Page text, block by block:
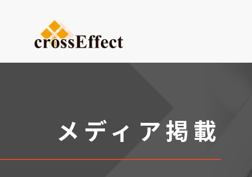
小ロット生産
医療系ものづくり・臓器モデル
(グループ会社：クロスメディカル)
メディア掲載